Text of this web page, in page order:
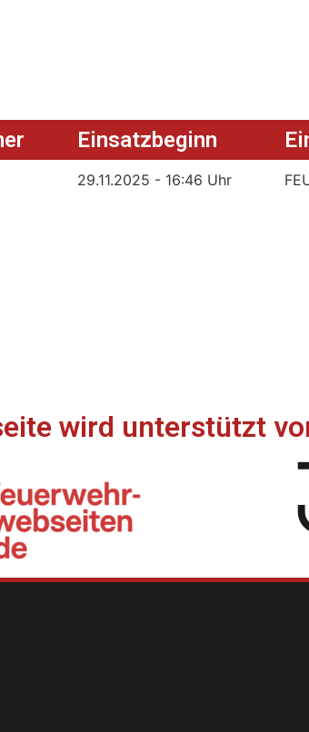
Einsatzbeginn
29.11.2025 - 16:46 Uhr
wird unterstützt